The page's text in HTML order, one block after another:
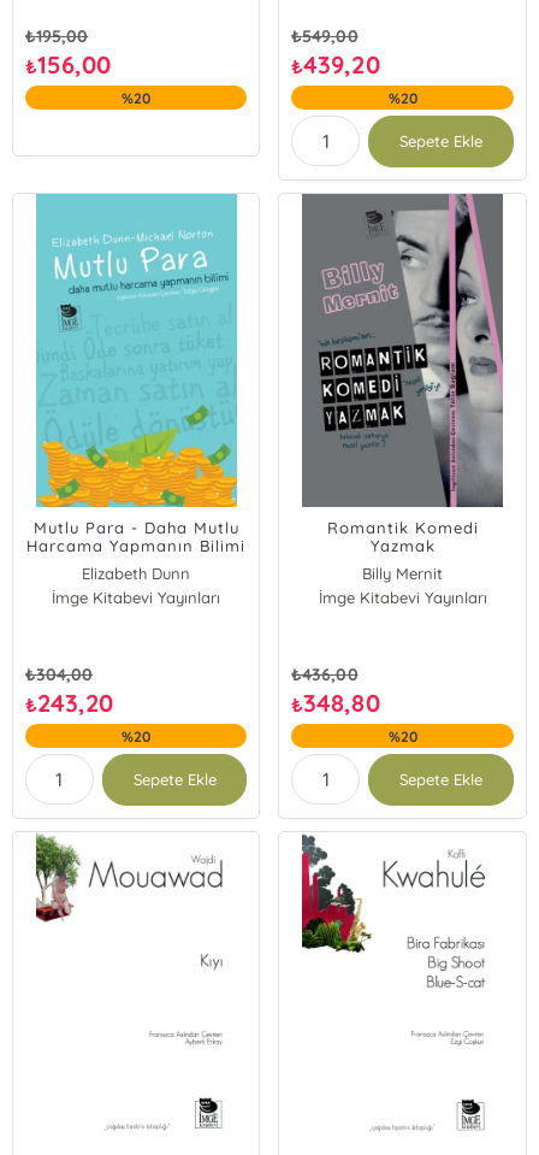
₺195,00
₺156,00
%20
₺549,00
₺439,20
%20
Sepete Ekle
Mutlu Para - Daha Mutlu
Harcama Yapmanın Bilimi
Elizabeth Dunn
Michael Norton
İmge Kitabevi Yayınları
₺304,00
₺243,20
%20
Sepete Ekle
Romantik Komedi
Yazmak
Billy Mernit
İmge Kitabevi Yayınları
₺436,00
₺348,80
%20
Sepete Ekle